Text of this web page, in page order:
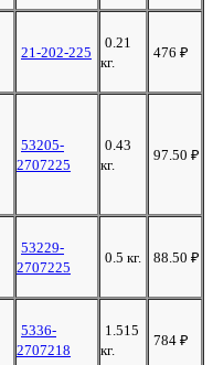
21-202-225
0.21
кг.
476 ₽
53205-
2707225
0.43
кг.
97.50 ₽
53229-
2707225
0.5 кг. 88.50 ₽
5336-
2707218
1.515
кг.
784 ₽